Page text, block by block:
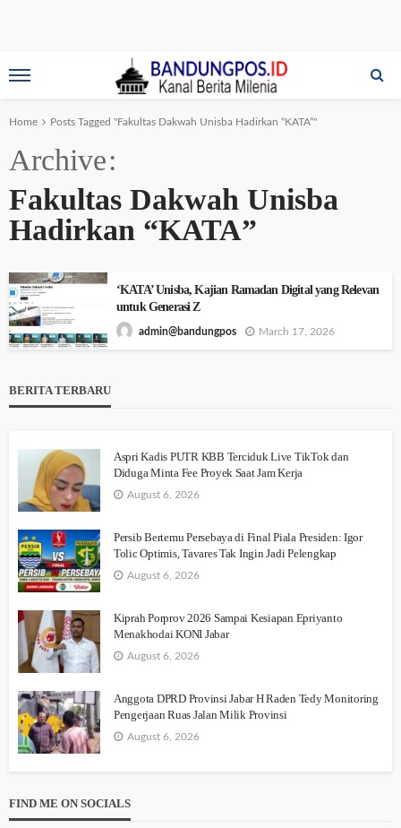
Home Posts Tagged "Fakultas Dakwah Unisba Hadirkan “KATA”"
Archive
Fakultas Dakwah Unisba
Hadirkan “KATA”
‘KATA’ Unisba, Kajian Ramadan Digital yang Relevan
untuk Generasi Z
admin@bandungpos March 17, 2026
BERITA TERBARU
Aspri Kadis PUTR KBB Terciduk Live TikTok dan
Diduga Minta Fee Proyek Saat Jam Kerja
August 6, 2026
Persib Bertemu Persebaya di Final Piala Presiden: Igor
Tolic Optimis, Tavares Tak Ingin Jadi Pelengkap
August 6, 2026
Kiprah Porprov 2026 Sampai Kesiapan Epriyanto
Menakhodai KONI Jabar
August 6, 2026
Anggota DPRD Provinsi Jabar H Raden Tedy Monitoring
Pengerjaan Ruas Jalan Milik Provinsi
August 6, 2026
FIND ME ON SOCIALS